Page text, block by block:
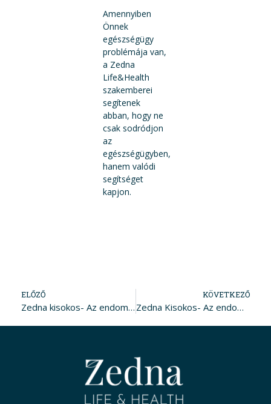
Amennyiben
Önnek
egészségügy
problémája van,
a Zedna
Life&Health
szakemberei
segítenek
abban, hogy ne
csak sodródjon
az
egészségügyben,
hanem valódi
segítséget
kapjon.
ELŐZŐ
Zedna kisokos- Az endometriosis tünetei
KÖVETKEZŐ
Zedna Kisokos- Az endometriózis kezelési lehetőségei